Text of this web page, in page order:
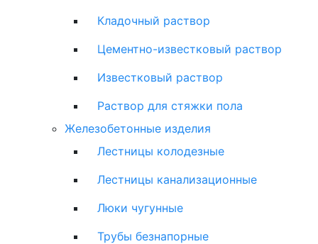
Кладочный раствор
Цементно-известковый раствор
Известковый раствор
Раствор для стяжки пола
Железобетонные изделия
Лестницы колодезные
Лестницы канализационные
Люки чугунные
Трубы безнапорные